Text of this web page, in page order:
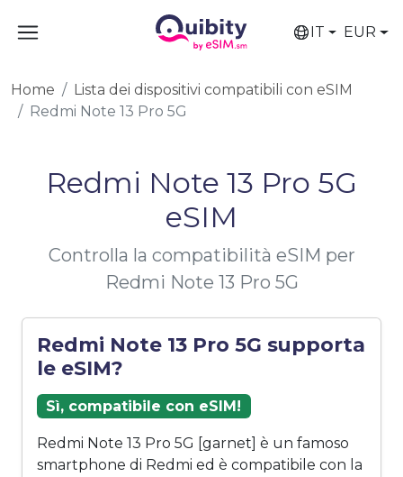
IT EUR
Home
Lista dei dispositivi compatibili con eSIM
Redmi Note 13 Pro 5G
Redmi Note 13 Pro 5G
eSIM
Controlla la compatibilità eSIM per
Redmi Note 13 Pro 5G
Redmi Note 13 Pro 5G supporta
le eSIM?
Sì, compatibile con eSIM!
Redmi Note 13 Pro 5G [garnet] è un famoso
smartphone di Redmi ed è compatibile con la